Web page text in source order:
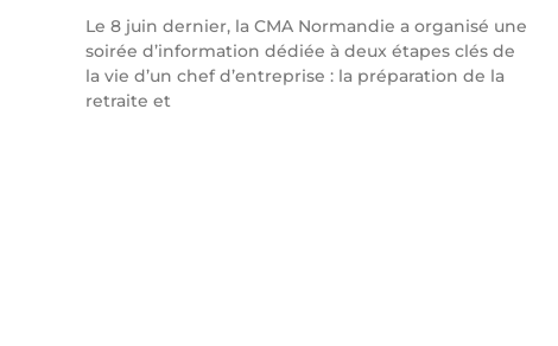
Le 8 juin dernier, la CMA Normandie a organisé une
soirée d’information dédiée à deux étapes clés de
la vie d’un chef d’entreprise : la préparation de la
retraite et